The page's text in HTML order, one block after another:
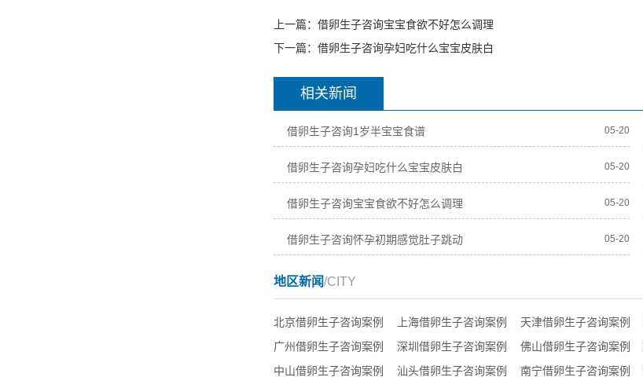
上一篇： 借卵生子咨询宝宝食欲不好怎么调理
下一篇： 借卵生子咨询孕妇吃什么宝宝皮肤白
相关新闻
借卵生子咨询1岁半宝宝食谱 05-20
借卵生子咨询孕妇吃什么宝宝皮肤白 05-20
借卵生子咨询宝宝食欲不好怎么调理 05-20
借卵生子咨询怀孕初期感觉肚子跳动 05-20
地区新闻/CITY
北京借卵生子咨询案例 上海借卵生子咨询案例 天津借卵生子咨询案例
广州借卵生子咨询案例
深圳借卵生子咨询案例 佛山借卵生子咨询案例
中山借卵生子咨询案例
汕头借卵生子咨询案例 南宁借卵生子咨询案例